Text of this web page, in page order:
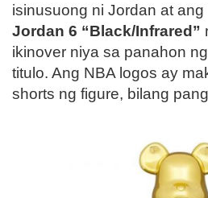
isinusuong ni Jordan at
Jordan 6 “Black/Infrared”
ikinover niya sa panahon
titulo. Ang NBA logos ay
shorts ng figure, bilang